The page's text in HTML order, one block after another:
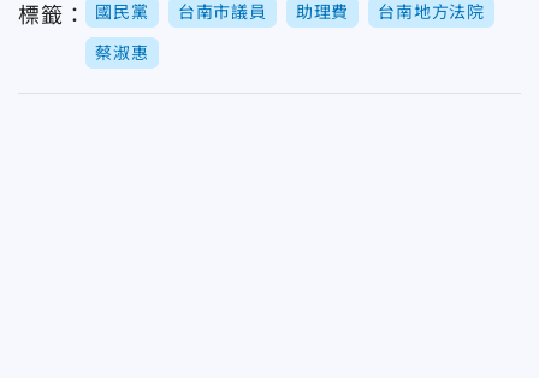
標籤： 國民黨 台南市議員 助理費 台南地方法院
蔡淑惠